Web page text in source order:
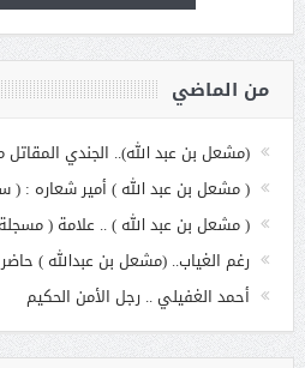
من الماضي
(مشعل بن عبد الله).. الجندي
( مشعل بن عبد الله ) أمير شعاره
( مشعل بن عبد الله ) .. علامة (
رغم الغياب.. (مشعل بن عبدالله )
أحمد الغفيلي .. رجل الأمن الحكيم